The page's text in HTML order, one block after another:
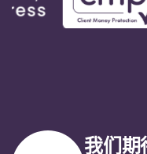
我们期